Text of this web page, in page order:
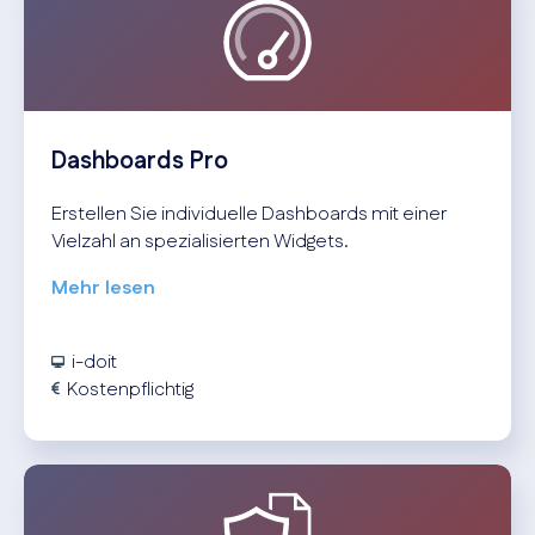
Dashboards Pro
Erstellen Sie individuelle Dashboards mit einer
Vielzahl an spezialisierten Widgets.
Mehr lesen
i-doit
Kostenpflichtig